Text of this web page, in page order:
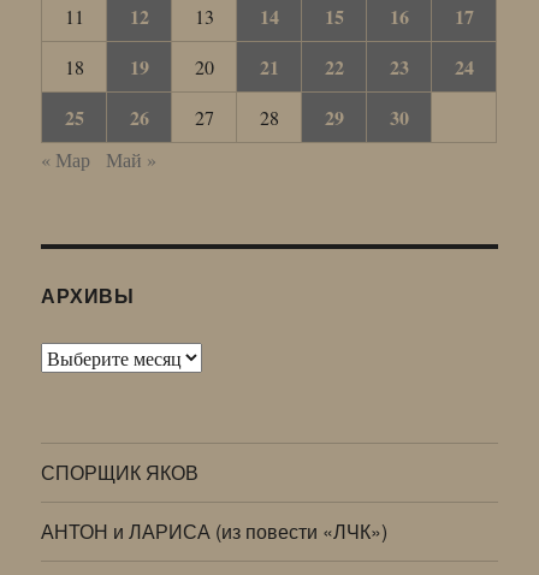
11 12 13 14 15 16 17
18 19 20 21 22 23
24
25
26 27 28 29 30
« Мар Май »
АРХИВЫ
Архивы
СПОРЩИК ЯКОВ
АНТОН и ЛАРИСА (из повести «ЛЧК»)